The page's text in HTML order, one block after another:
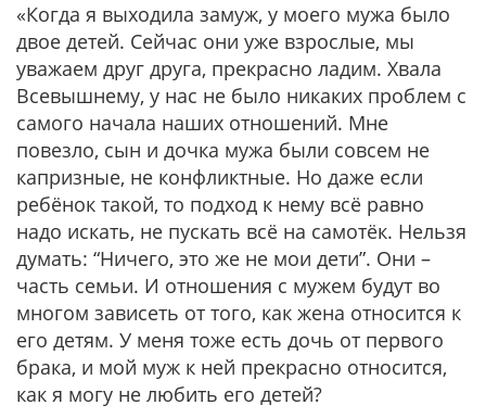
«Когда я выходила замуж, у моего мужа было
двое детей. Сейчас они уже взрослые, мы
уважаем друг друга, прекрасно ладим. Хвала
Всевышнему, у нас не было никаких проблем с
самого начала наших отношений. Мне
повезло, сын и дочка мужа были совсем не
капризные, не конфликтные. Но даже если
ребёнок такой, то подход к нему всё равно
надо искать, не пускать всё на самотёк. Нельзя
думать: “Ничего, это же не мои дети”. Они –
часть семьи. И отношения с мужем будут во
многом зависеть от того, как жена относится к
его детям. У меня тоже есть дочь от первого
брака, и мой муж к ней прекрасно относится,
как я могу не любить его детей?